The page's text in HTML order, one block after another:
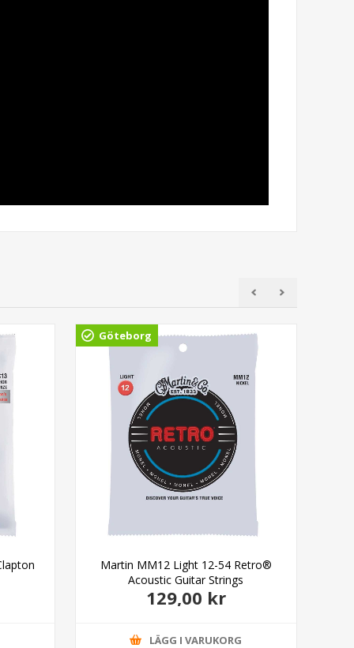
Göteborg
Martin MM12 Light 12-54 Retro®
Acoustic Guitar Strings
129,00 kr
LÄGG I VARUKORG